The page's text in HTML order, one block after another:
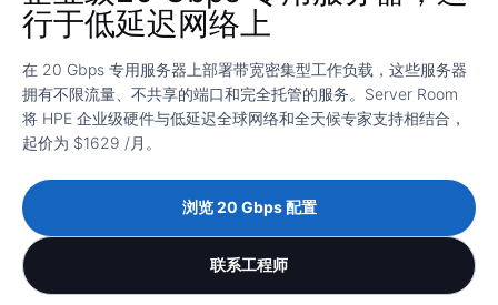
行于低延迟网络上
在 20 Gbps 专用服务器上部署带宽密集型工作负载，这些服务器
拥有不限流量、不共享的端口和完全托管的服务。Server Room
将 HPE 企业级硬件与低延迟全球网络和全天候专家支持相结合，
起价为 $1629 /月。
浏览 20 Gbps 配置
联系工程师